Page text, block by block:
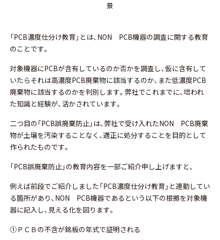
景
「PCB濃度仕分け教育」とは、NON PCB機器の調査に関する教育
のことです。
対象機器にPCBが含有しているのか否かを調査し、仮に含有して
いたらそれは高濃度PCB廃棄物に該当するのか、また低濃度PCB
廃棄物に該当するのかを判別します。弊社でこれまでに、培われ
た知識と経験が、活かされています。
二つ目の「PCB誤廃棄防止」は、弊社で受け入れたNON PCB廃棄
物が土壌を汚染することなく、適正に処分することを目的として
作られたものです。
「PCB誤廃棄防止」の教育内容を一部ご紹介申し上げますと、
例えば前段でご紹介しました「PCB濃度仕分け教育」と連動してい
る箇所があり、NON PCB機器であるという以下の根拠を対象機
器に記入し、見える化を図ります。
①ＰＣＢの不含が銘板の年式で証明される